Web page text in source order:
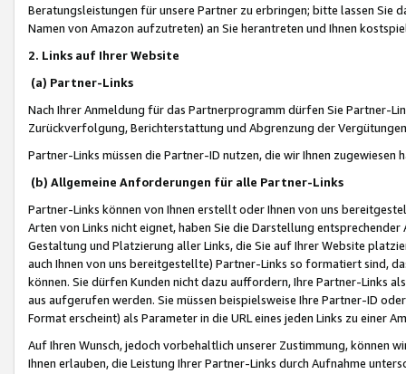
Beratungsleistungen für unsere Partner zu erbringen; bitte lassen Sie
Namen von Amazon aufzutreten) an Sie herantreten und Ihnen
2. Links auf Ihrer Website
(a) Partner-Links
Nach Ihrer Anmeldung für das Partnerprogramm dürfen Sie Partner-
Zurückverfolgung, Berichterstattung und Abgrenzung der
Partner-Links müssen die Partner-ID nutzen, die wir Ihnen zugewiesen
(b) Allgemeine Anforderungen für alle Partner-Links
Partner-Links können von Ihnen erstellt oder Ihnen von uns
Arten von Links nicht eignet, haben Sie die Darstellung
Gestaltung und Platzierung aller Links, die Sie auf Ihrer Website
auch Ihnen von uns bereitgestellte) Partner-Links so formatiert sind,
können. Sie dürfen Kunden nicht dazu auffordern, Ihre Partner-Links
aus aufgerufen werden. Sie müssen beispielsweise Ihre Partner-ID
Format erscheint) als Parameter in die URL eines jeden Links zu einer
Auf Ihren Wunsch, jedoch vorbehaltlich unserer Zustimmung, können
Ihnen erlauben, die Leistung Ihrer Partner-Links durch Aufnahme